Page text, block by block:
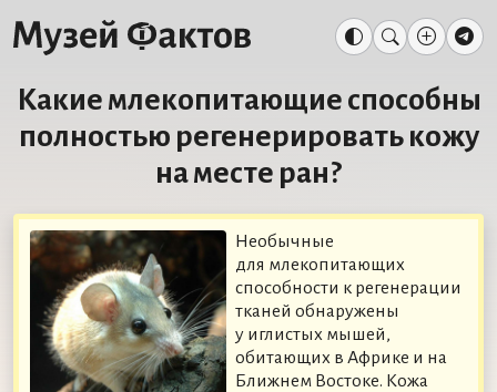
Какие млекопитающие способны
полностью регенерировать кожу
на месте ран?
Необычные
для млекопитающих
способности к регенерации
тканей обнаружены
у иглистых мышей,
обитающих в Африке и на
Ближнем Востоке. Кожа